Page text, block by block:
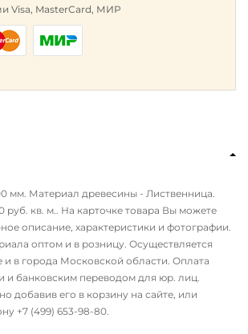
Visa, MasterCard, МИР
мм. Материал древесины - Лиственница.
руб. кв. м.. На карточке товара Вы можете
описание, характеристики и фотографии.
оптом и в розницу. Осуществляется
и в города Московской области. Оплата
и банковским переводом для юр. лиц.
добавив его в корзину на сайте, или
+7 (499) 653-98-80.